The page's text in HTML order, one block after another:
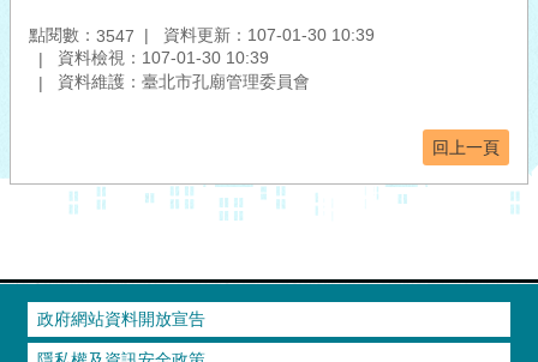
點閱數： 3547
資料更新：107-01-30 10:39
資料檢視：107-01-30 10:39
資料維護：臺北市孔廟管理委員會
回上一頁
政府網站資料開放宣告